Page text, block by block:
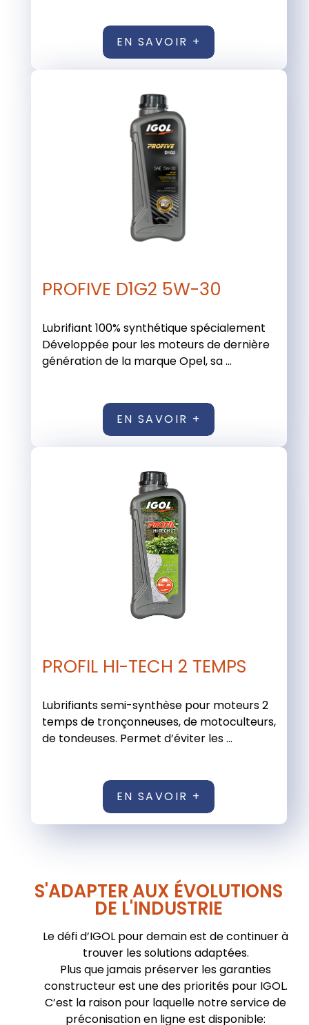
EN SAVOIR +
PROFIVE D1G2 5W-30
Lubrifiant 100% synthétique spécialement
Développée pour les moteurs de dernière
génération de la marque Opel, sa ...
EN SAVOIR +
PROFIL HI-TECH 2 TEMPS
Lubrifiants semi-synthèse pour moteurs 2
temps de tronçonneuses, de motoculteurs,
de tondeuses. Permet d’éviter les ...
EN SAVOIR +
S'ADAPTER AUX ÉVOLUTIONS
DE L'INDUSTRIE
Le défi d’IGOL pour demain est de continuer à
trouver les solutions adaptées.
Plus que jamais préserver les garanties
constructeur est une des priorités pour IGOL.
C’est la raison pour laquelle notre service de
préconisation en ligne est disponible: